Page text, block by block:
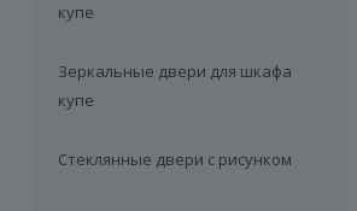
купе
Зеркальные двери для шкафа
купе
Стеклянные двери с рисунком